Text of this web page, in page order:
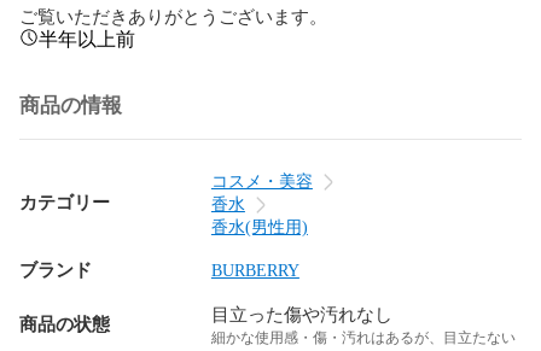
ご覧いただきありがとうございます。
半年以上前
商品の情報
カテゴリー
コスメ・美容
香水
香水(男性用)
ブランド BURBERRY
商品の状態 目立った傷や汚れなし
細かな使用感・傷・汚れはあるが、目立たない